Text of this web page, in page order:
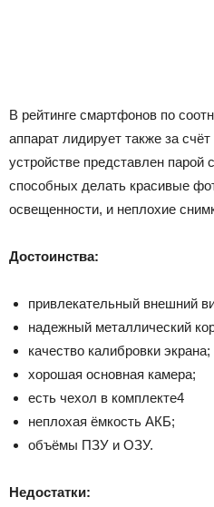
В рейтинге смартфонов по
аппарат лидирует также за
устройстве представлен парой
способных делать красивые
освещенности, и неплохие
Достоинства:
привлекательный внешний
надежный металлический
качество калибровки экрана;
хорошая основная камера;
есть чехол в комплекте4
неплохая ёмкость АКБ;
объёмы ПЗУ и ОЗУ.
Недостатки: